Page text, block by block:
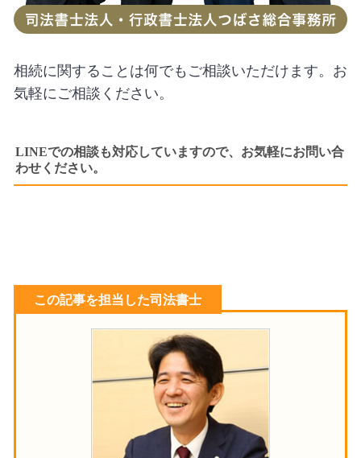
相続に関することは何でもご相談いただけます。お
気軽にご相談ください。
LINEでの相談も対応していますので、お気軽にお問い合
わせください。
この記事を担当した司法書士